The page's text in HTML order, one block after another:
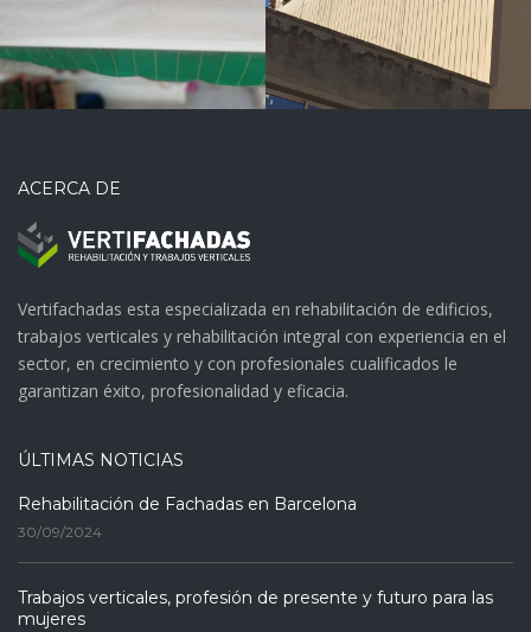
ACERCA DE
Vertifachadas esta especializada en rehabilitación de edificios,
trabajos verticales y rehabilitación integral con experiencia en el
sector, en crecimiento y con profesionales cualificados le
garantizan éxito, profesionalidad y eficacia.
ÚLTIMAS NOTICIAS
Rehabilitación de Fachadas en Barcelona
30/09/2024
Trabajos verticales, profesión de presente y futuro para las
mujeres